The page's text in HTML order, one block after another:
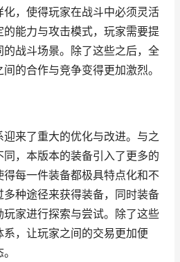
，使得玩家在战斗中必须灵活
能力与攻击模式，玩家需要提
战斗场景。除了这些之后，全
的合作与竞争变得更加激烈。
迎来了重大的优化与改进。与之
，本版本的装备引入了更多的
每一件装备都极具特点化和不
种途径来获得装备，同时装备
家进行探索与尝试。除了这些
，让玩家之间的交易更加便